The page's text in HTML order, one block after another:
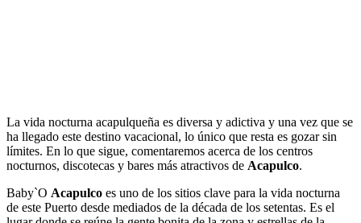
La vida nocturna acapulqueña es diversa y adictiva y una vez que se
ha llegado este destino vacacional, lo único que resta es gozar sin
límites. En lo que sigue, comentaremos acerca de los centros
nocturnos, discotecas y bares más atractivos de Acapulco.
Baby`O Acapulco es uno de los sitios clave para la vida nocturna
de este Puerto desde mediados de la década de los setentas. Es el